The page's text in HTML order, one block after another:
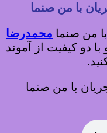
با من صنما
من صنما محمدرضا
دو کیفیت از آموند